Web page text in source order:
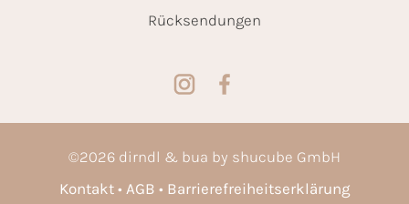
Rücksendungen
©2026 dirndl & bua by shucube GmbH
Kontakt
AGB
Barrierefreiheitserklärung